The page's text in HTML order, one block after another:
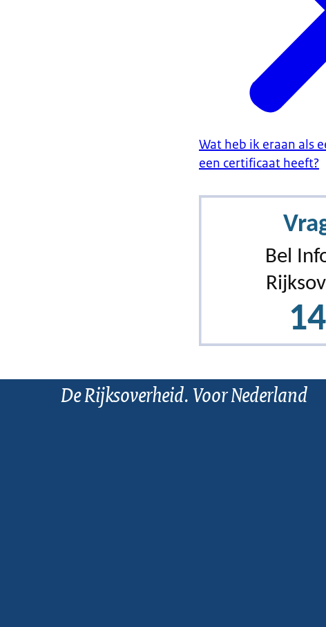
Wat heb ik eraan als
een certificaat heeft?
De Rijksoverheid. Voor Nederland